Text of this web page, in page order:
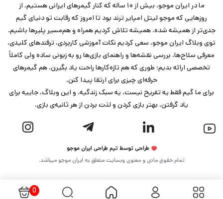
ما در ایران موجو، بیش از ۱۰ ساله که کنار گیمرهای ایرانی هستیم. از
روزهایی که موجو لیتل امپایر ترند بود تا امروز که رقابت تو دنیای گیم
جدی‌تر از همیشه شده، همیشه تلاش کردیم همراه و هم‌مسیر پلیرها باشیم.
توی وبلاگ ایران موجو، سعی کردیم نکات آموزشی کاربردی، ترفندهای کلیدی،
معرفی سلاح‌ها، بررسی نقشه‌ها و راهنمای بازی‌ها رو به زبونی ساده ولی کاملاً
تخصصی ارائه بدیم؛ طوری که هم تازه‌کارها راحت یاد بگیرن، هم گیمرهای
حرفه‌ای چیزی برای ارتقا پیدا کنن.
برای ما گیم فقط یه تفریح نیست، یه سبک زندگیه. و این وبلاگ، جاییه برای
یاد گرفتن، بهتر بازی کردن و لذت بردن از هر ثانیه‌ی بازی.
طراحی توسط تیم طراحی ایران موجو
تمام حقوق مادی و معنوی وبسایت متعلق به ایران موجو میباشد.
0